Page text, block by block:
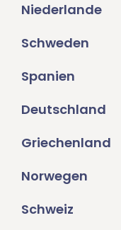
Niederlande
Schweden
Spanien
Deutschland
Griechenland
Norwegen
Schweiz